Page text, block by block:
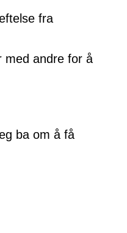
fra
med andre for å
ba om å få